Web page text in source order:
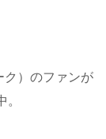
ク）のファンが